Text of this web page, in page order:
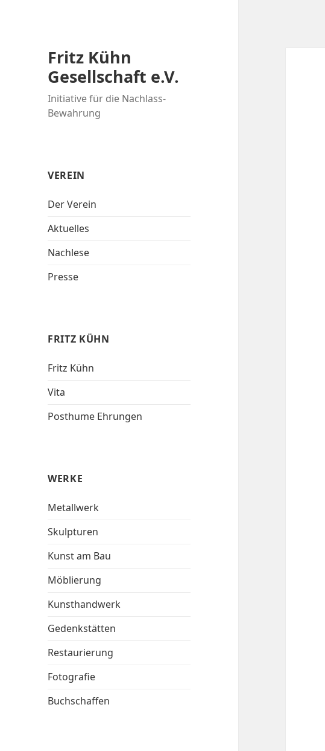
Fritz Kühn
Gesellschaft e.V.
Initiative für die Nachlass-
Bewahrung
VEREIN
Der Verein
Aktuelles
Nachlese
Presse
FRITZ KÜHN
Fritz Kühn
Vita
Posthume Ehrungen
WERKE
Metallwerk
Skulpturen
Kunst am Bau
Möblierung
Kunsthandwerk
Gedenkstätten
Restaurierung
Fotografie
Buchschaffen